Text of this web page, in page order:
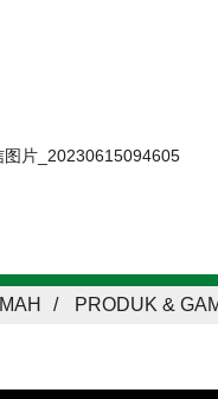
IMAH PRODUK &